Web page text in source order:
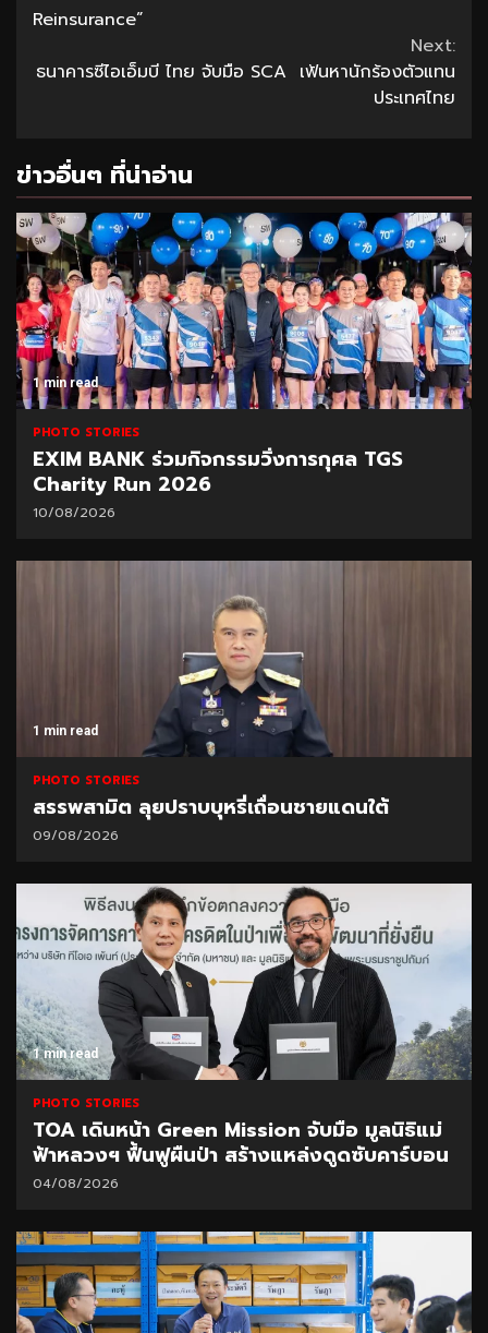
Reading
Reinsurance”
Next:
ธนาคารซีไอเอ็มบี ไทย จับมือ SCA เฟ้นหานักร้องตัวแทน
ประเทศไทย
ข่าวอื่นๆ ที่น่าอ่าน
1 min read
PHOTO STORIES
EXIM BANK ร่วมกิจกรรมวิ่งการกุศล TGS
Charity Run 2026
10/08/2026
1 min read
PHOTO STORIES
สรรพสามิต ลุยปราบบุหรี่เถื่อนชายแดนใต้
09/08/2026
1 min read
PHOTO STORIES
TOA เดินหน้า Green Mission จับมือ มูลนิธิแม่
ฟ้าหลวงฯ ฟื้นฟูผืนป่า สร้างแหล่งดูดซับคาร์บอน
04/08/2026